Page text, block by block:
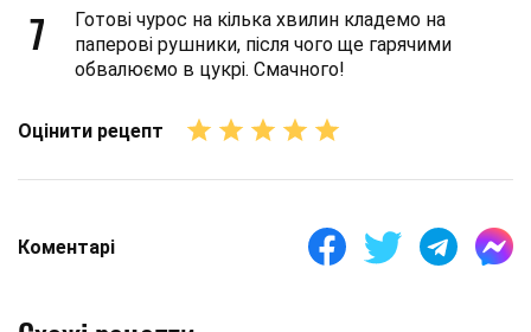
7
Готові чурос на кілька хвилин кладемо на
паперові рушники, після чого ще гарячими
обвалюємо в цукрі. Смачного!
Оцінити рецепт
Коментарі